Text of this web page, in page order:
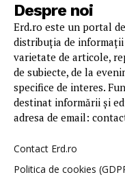
Despre noi
Erd.ro este un portal
distribuția de
varietate de articole,
de subiecte, de la
specifice de interes.
destinat informării și
adresa de email:
Contact Erd.ro
Politica de cookies